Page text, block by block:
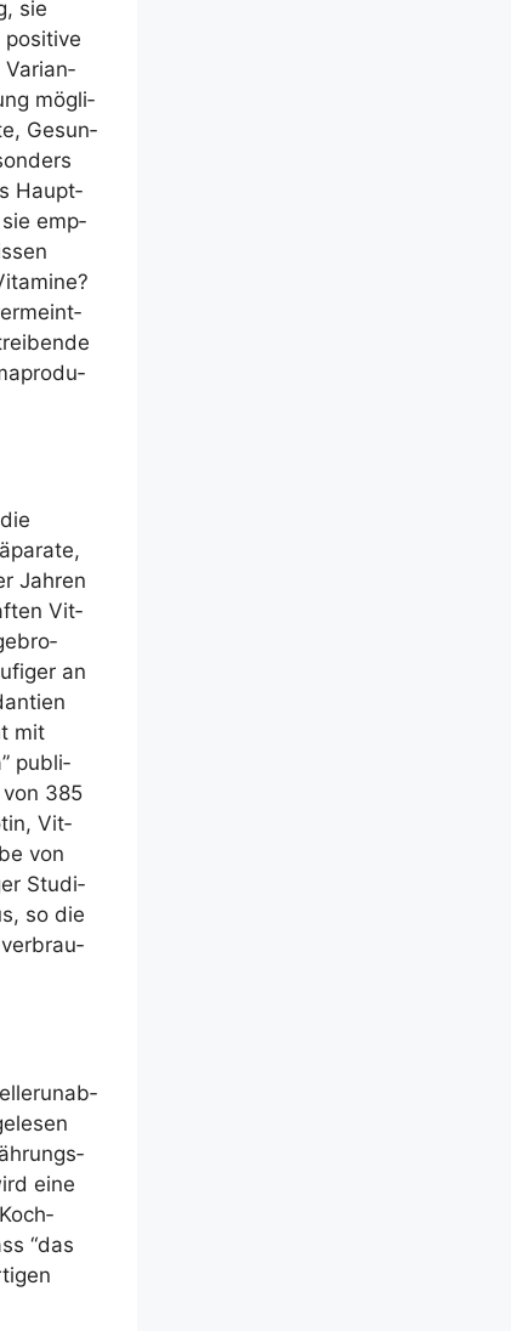
sie
posi­ti­ve
Vari­an­
mög­li­
Gesun­
Haupt­
sie emp­
Jah­ren
Vit­
an
mit
publi­
385
Vit­
von
Stu­di­
so die
eine
“das